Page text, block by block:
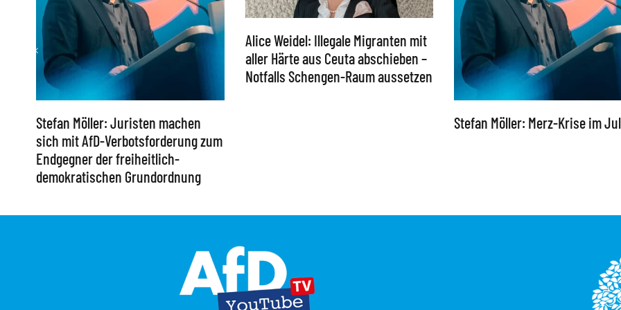
Stefan Möller: Juristen machen
sich mit AfD-Verbotsforderung zum
Endgegner der freiheitlich-
demokratischen Grundordnung
Alice Weidel: Illegale Migranten mit
aller Härte aus Ceuta abschieben –
Notfalls Schengen-Raum aussetzen
Stefan Möller: Merz-Krise im